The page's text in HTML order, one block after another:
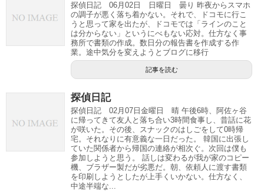
探偵日記 06月02日 日曜日 曇り 昨夜からスマホ
の調子が悪く落ち着かない。それで、ドコモに行こ
うと思って家を出たが、ドコモでは「ラインのこと
は分からない」というにべもない応対。仕方なく事
務所で書類の作成。数日分の報告書を作成する作
業。途中気分を変えようとブログに移行
記事を読む
探偵日記
探偵日記 02月07日金曜日 晴 午後6時、阿佐ヶ谷
に帰ってきて友人と落ち合い3時間食事し、昔話に花
が咲いた。その後、スナックのはしごをして0時帰
宅。それなりに有意義な一日だった。 韓国に出張し
ていた関係者から帰国の連絡が相次ぐ。次回は僕も
参加しようと思う。 話しは変わるが我が家のコピー
機、ブラザー製だが劣悪だ。朝、依頼人に渡す書類
を印刷しようとしたが上手くいかない。仕方なく、
中途半端な...